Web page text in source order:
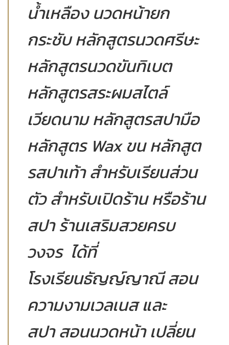
น้ำเหลือง นวดหน้ายก
กระชับ หลักสูตรนวดศรีษะ
หลักสูตรนวดขันทิเบต
หลักสูตรสระผมสไตล์
เวียดนาม หลักสูตรสปามือ
หลักสูตร Wax ขน หลักสูต
รสปาเท้า สำหรับเรียนส่วน
ตัว สำหรับเปิดร้าน หรือร้าน
สปา ร้านเสริมสวยครบ
วงจร ได้ที่
โรงเรียนธัญญ์ญาณี สอน
ความงามเวลเนส และ
สปา สอนนวดหน้า เปลี่ยน